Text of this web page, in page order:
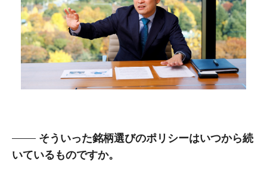
そういった銘柄選びのポリシーはいつから続
いているものですか。